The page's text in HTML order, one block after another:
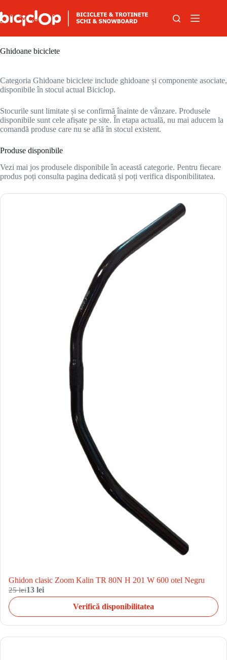
Ghidoane biciclete
Categoria Ghidoane biciclete include ghidoane și componente asociate,
disponibile în stocul actual Biciclop.
Stocurile sunt limitate și se confirmă înainte de vânzare. Produsele
disponibile sunt cele afișate pe site. În etapa actuală, nu mai aducem la
comandă produse care nu se află în stocul existent.
Produse disponibile
Vezi mai jos produsele disponibile în această categorie. Pentru fiecare
produs poți consulta pagina dedicată și poți verifica disponibilitatea.
Ghidon clasic Zoom Kalin TR 80N H 201 W 600 otel Negru
25 lei13 lei
Verifică disponibilitatea